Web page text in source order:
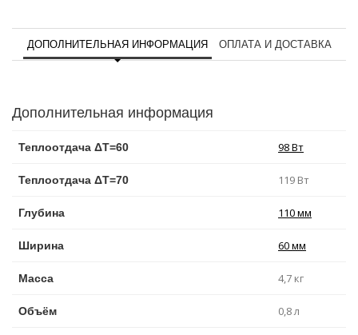
ДОПОЛНИТЕЛЬНАЯ ИНФОРМАЦИЯ ОПЛАТА И ДОСТАВКА
Дополнительная информация
Теплоотдача ΔT=60 98 Вт
Теплоотдача ΔT=70 119 Вт
Глубина 110 мм
Ширина 60 мм
Масса 4,7 кг
Объём 0,8 л